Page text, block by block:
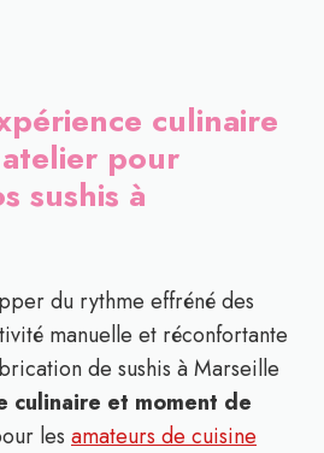
culinaire
pour
sushis à
du rythme effréné des
manuelle et réconfortante
de sushis à Marseille
culinaire et moment de
les amateurs de cuisine